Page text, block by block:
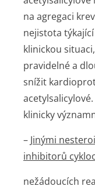
na agregaci
nejistota
klinickou
pravidelné a
snížit
klinicky
– Jinými
inhibitorů
nežádoucích